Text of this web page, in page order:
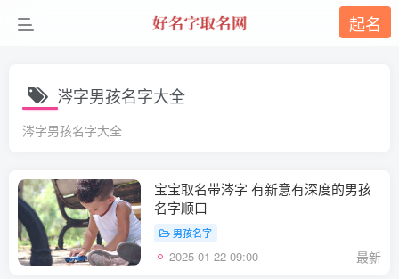
起名
涔字男孩名字大全
涔字男孩名字大全
宝宝取名带涔字 有新意有深度的男孩
名字顺口
男孩名字
2025-01-22 09:00 最新